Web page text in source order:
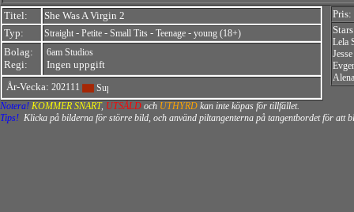
Titel:
She Was A Virgin 2
Typ:
Straight - Petite - Small Tits - Teenage - young (18+)
Bolag:
Regi:
6am Studios
Ingen uppgift
År-Vecka: 202111
Lela
Alena
Notera! KOMMER SNART, UTSÅLD och UTHYRD kan inte köpas för tillfället.
Tips! Klicka på bilderna för större bild, och använd piltangenterna på tangentbordet för att